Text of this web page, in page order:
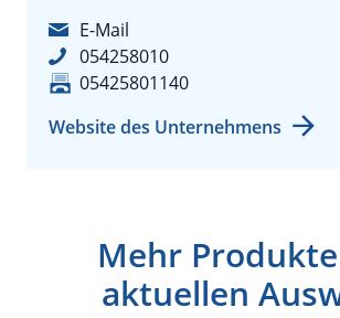
E-Mail
054258010
05425801140
Website des Unternehmens
Mehr
aktuellen